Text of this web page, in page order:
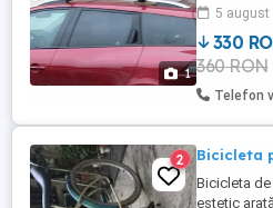
1
5 august
330
360 RON
Telefon
2 Bicicleta
Bicicleta
estetic